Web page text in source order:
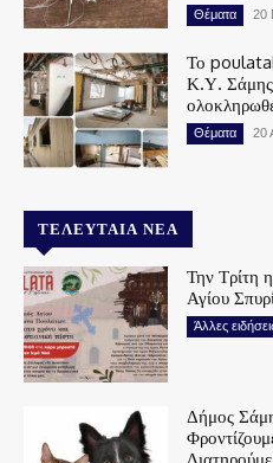
Θέματα 20
Το
Κ.Υ.
Θέματα 20
ΤΕΛΕΥΤΑΊΑ ΝΈΑ
Την Τρίτη
Αγίου
Άλλες
Δήμος